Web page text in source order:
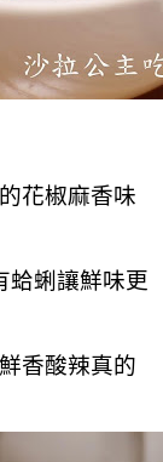
花椒麻香味
蛤蜊讓鮮味更
香酸辣真的